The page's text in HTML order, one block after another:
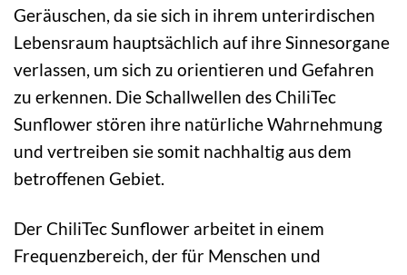
Geräuschen, da sie sich in ihrem unterirdischen
Lebensraum hauptsächlich auf ihre Sinnesorgane
verlassen, um sich zu orientieren und Gefahren
zu erkennen. Die Schallwellen des ChiliTec
Sunflower stören ihre natürliche Wahrnehmung
und vertreiben sie somit nachhaltig aus dem
betroffenen Gebiet.
Der ChiliTec Sunflower arbeitet in einem
Frequenzbereich, der für Menschen und